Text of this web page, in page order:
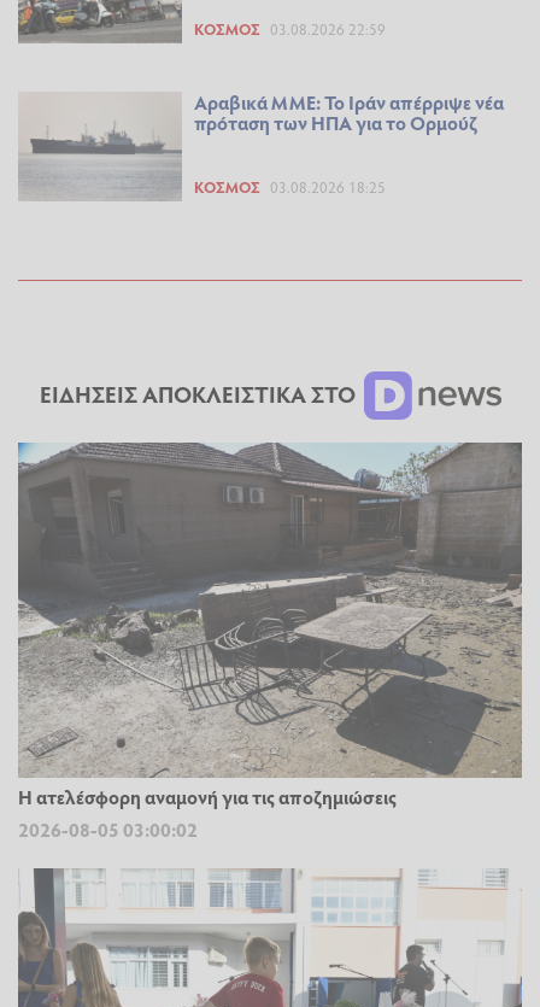
ΚΌΣΜΟΣ 03.08.2026 22:59
Αραβικά ΜΜΕ: Το Ιράν απέρριψε νέα
πρόταση των ΗΠΑ για το Ορμούζ
ΚΌΣΜΟΣ 03.08.2026 18:25
ΕΙΔΗΣΕΙΣ ΑΠΟΚΛΕΙΣΤΙΚΑ ΣΤΟ
Η ατελέσφορη αναμονή για τις αποζημιώσεις
2026-08-05 03:00:02